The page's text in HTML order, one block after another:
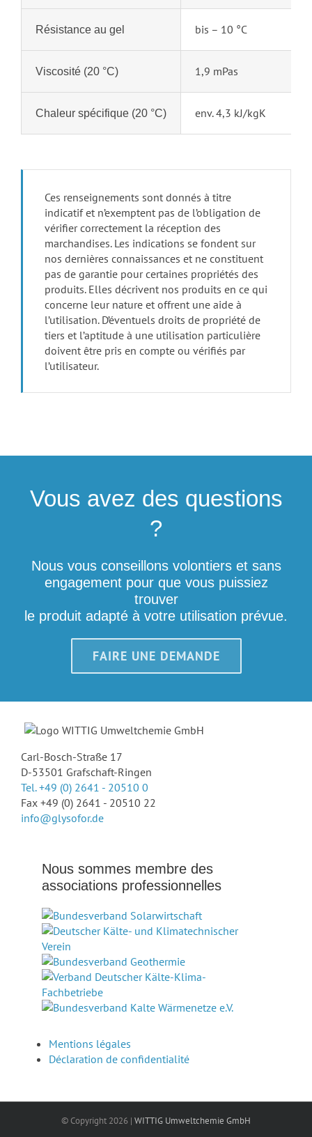
Résistance au gel bis – 10 °C
Viscosité (20 °C) 1,9 mPas
Chaleur spécifique (20 °C) env. 4,3 kJ/kgK
Ces renseignements sont donnés à titre
indicatif et n’exemptent pas de l’obligation de
vérifier correctement la réception des
marchandises. Les indications se fondent sur
nos dernières connaissances et ne constituent
pas de garantie pour certaines propriétés des
produits. Elles décrivent nos produits en ce qui
concerne leur nature et offrent une aide à
l’utilisation. D’éventuels droits de propriété de
tiers et l’aptitude à une utilisation particulière
doivent être pris en compte ou vérifiés par
l’utilisateur.
Vous avez des questions
?
Nous vous conseillons volontiers et sans
engagement pour que vous puissiez
trouver
le produit adapté à votre utilisation prévue.
FAIRE UNE DEMANDE
Carl-Bosch-Straße 17
D-53501 Grafschaft-Ringen
Tel. +49 (0) 2641 - 20510 0
Fax +49 (0) 2641 - 20510 22
info@glysofor.de
Nous sommes membre des
associations professionnelles
Mentions légales
Déclaration de confidentialité
© Copyright 2026 | WITTIG Umweltchemie GmbH